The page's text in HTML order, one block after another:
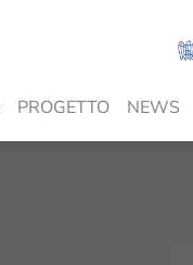
PROGETTO NEWS